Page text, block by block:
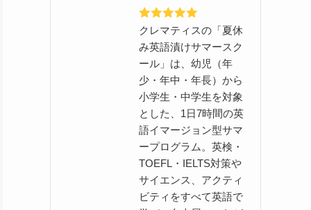
クレマティスの「夏休
み英語漬けサマースク
ール」は、幼児（年
少・年中・年長）から
小学生・中学生を対象
とした、1日7時間の英
語イマージョン型サマ
ープログラム。英検・
TOEFL・IELTS対策や
サイエンス、アクティ
ビティをすべて英語で